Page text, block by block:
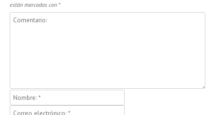
están marcados con *